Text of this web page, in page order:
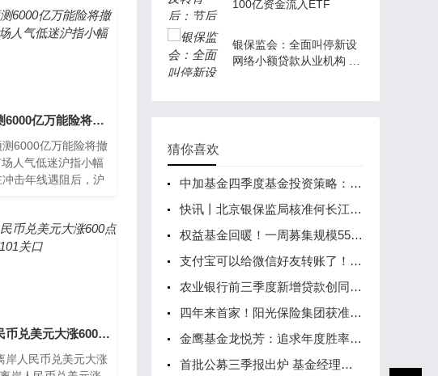
中金预测6000亿万能险将撤出A股 市场人气低迷沪指小幅收跌
测6000亿万能险将撤
人气低迷沪指小幅
击年线遇阻后，沪
离岸人民币兑美元大涨600点 美元下破101关口
岸人民币兑美元大涨
100亿资金流入ETF
银保监会：全面叫停新设
网络小额贷款从业机构 业
猜你喜欢
中加基金四季度基金投资策略：周期回摆曙光渐现，可加配权益资产
快讯丨北京银保监局核准何长江等五人中银三星人寿监事任职资格
权益基金回暖！一周募集规模556亿 多位基金经理看好后市
支付宝可以给微信好友转账了！单笔最高可转2000元
农业银行前三季度新增贷款创同期历史新高
四年来首家！阳光保险集团获准赴港上市
金鹰基金龙悦芳：追求年度胜率 三维度把握债市机会
首批公募三季报出炉 基金经理中长期看好三大主线